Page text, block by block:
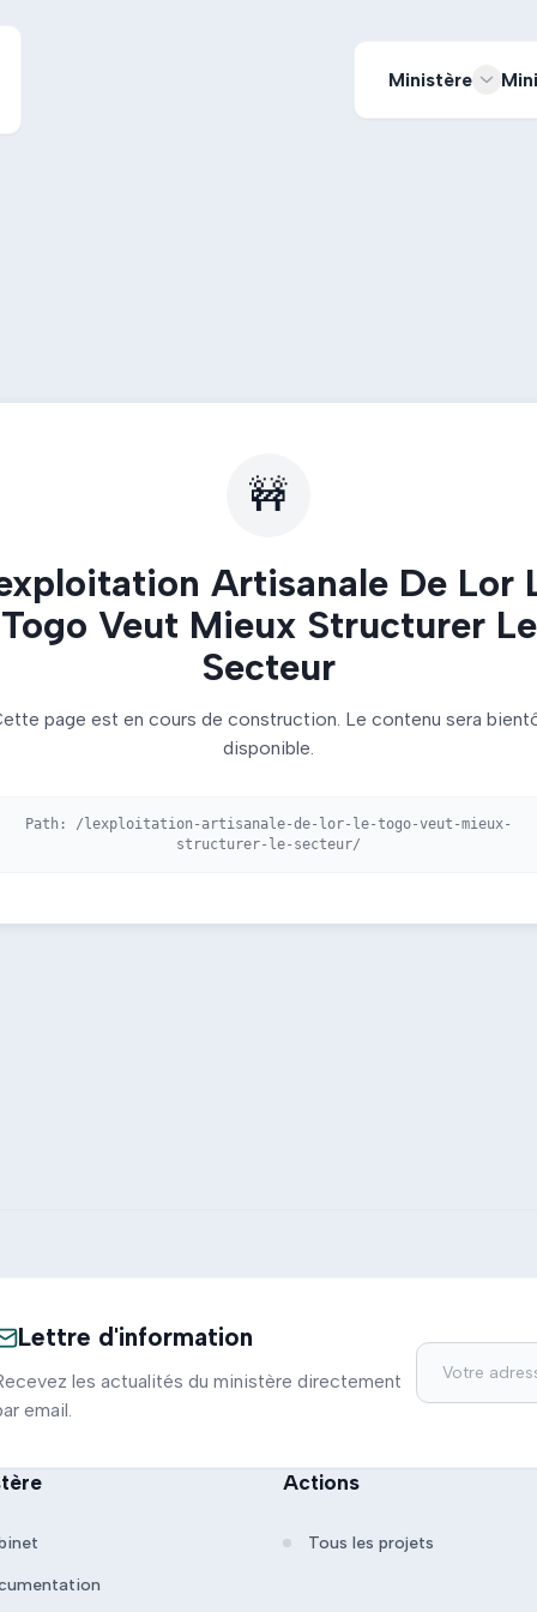
Ministère
🚧
Artisanale De Lor
Togo Veut Mieux Structurer Le
Secteur
page est en cours de construction. Le contenu sera
disponible.
Path: /lexploitation-artisanale-de-lor-le-togo-veut-mieux-
structurer-le-secteur/
Lettre d'information
les actualités du ministère directement
email.
Actions
Tous les projets